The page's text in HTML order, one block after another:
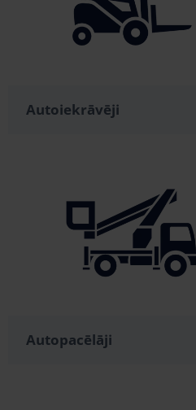
Autoiekrāvēji
Autopacēlāji